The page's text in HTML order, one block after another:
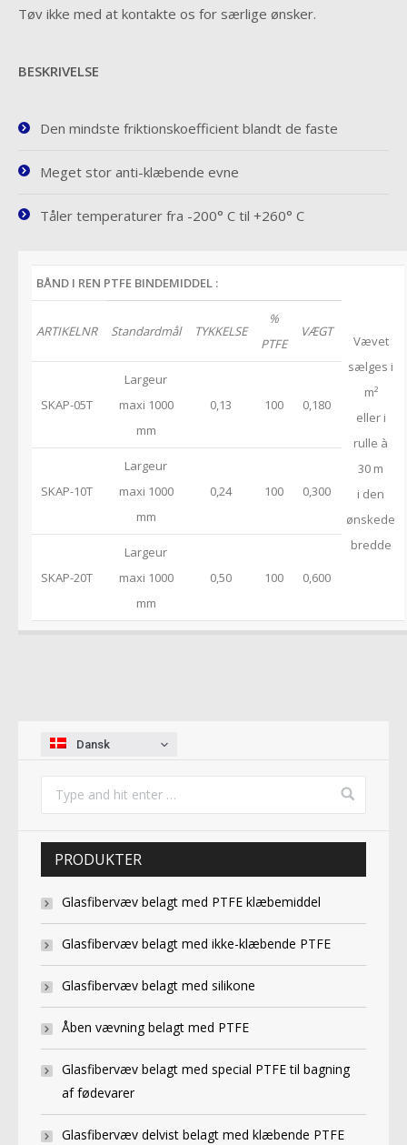
Tøv ikke med at kontakte os for særlige ønsker.
BESKRIVELSE
Den mindste friktionskoefficient blandt de faste
Meget stor anti-klæbende evne
Tåler temperaturer fra -200° C til +260° C
BÅND I REN PTFE BINDEMIDDEL :
Vævet
sælges i
m²
eller i
rulle à
30 m
i den
ønskede
bredde
ARTIKELNR Standardmål TYKKELSE
%
PTFE
VÆGT
SKAP-05T
Largeur
maxi 1000
mm
0,13 100 0,180
SKAP-10T
Largeur
maxi 1000
mm
0,24 100 0,300
SKAP-20T
Largeur
maxi 1000
mm
0,50 100 0,600
Dansk
PRODUKTER
Glasfibervæv belagt med PTFE klæbemiddel
Glasfibervæv belagt med ikke-klæbende PTFE
Glasfibervæv belagt med silikone
Åben vævning belagt med PTFE
Glasfibervæv belagt med special PTFE til bagning
af fødevarer
Glasfibervæv delvist belagt med klæbende PTFE